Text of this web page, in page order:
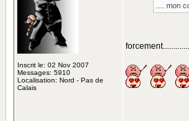
Inscrit le: 02 Nov 2007
Messages: 5910
Localisation: Nord - Pas de
Calais
.... mon